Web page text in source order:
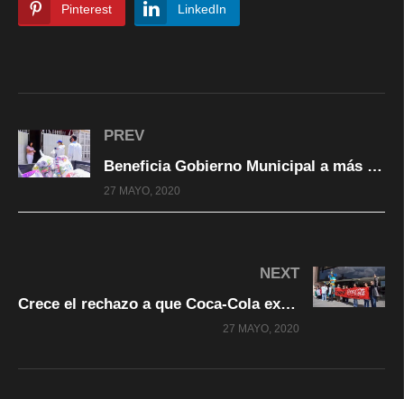
Pinterest LinkedIn
PREV
Beneficia Gobierno Municipal a más de 45 mil familias con apoyos alimentarios y becas
27 MAYO, 2020
NEXT
Crece el rechazo a que Coca-Cola explote el agua en San Cristóbal de las Casas, Chiapas
27 MAYO, 2020